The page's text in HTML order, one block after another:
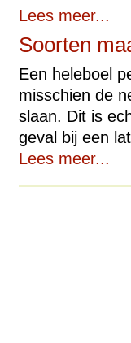
Lees meer...
Soorten
Een heleboel
misschien de
slaan. Dit is
geval bij een
Lees meer...